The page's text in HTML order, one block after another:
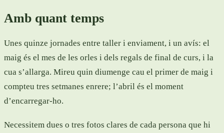
Amb quant temps
Unes quinze jornades entre taller i enviament, i un avís: el
maig és el mes de les orles i dels regals de final de curs, i la
cua s’allarga. Mireu quin diumenge cau el primer de maig i
compteu tres setmanes enrere; l’abril és el moment
d’encarregar-ho.
Necessitem dues o tres fotos clares de cada persona que hi